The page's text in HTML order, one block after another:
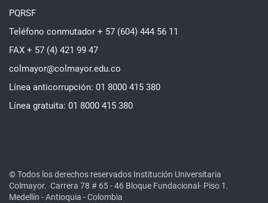
PQRSF
Teléfono conmutador + 57 (604) 444 56 11
FAX + 57 (4) 421 99 47
colmayor@colmayor.edu.co
Línea anticorrupción: 01 8000 415 380
Línea gratuita: 01 8000 415 380
© Todos los derechos reservados Institución Universitaria
Colmayor. Carrera 78 # 65 - 46 Bloque Fundacional- Piso 1.
Medellín - Antioquia - Colombia